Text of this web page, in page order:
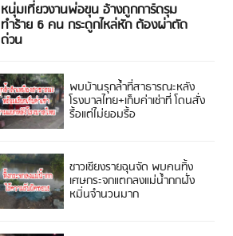
หนุ่มเที่ยวงานพ่อขุน อ้างถูกการ์ดรุม
ทำร้าย 6 คน กระดูกไหล่หัก ต้องผ่าตัด
ด่วน
พบบ้านรุกล้ำที่สาธารณะหลัง
โรงบาลไทย+เก็บค่าเช่าที่ โดนสั่ง
รื้อแต่ไม่ยอมรื้อ
ชาวเชียงรายฉุนจัด พบคนทิ้ง
เศษกระจกแตกลงแม่น้ำกกฝั่ง
หมิ่นจำนวนมาก